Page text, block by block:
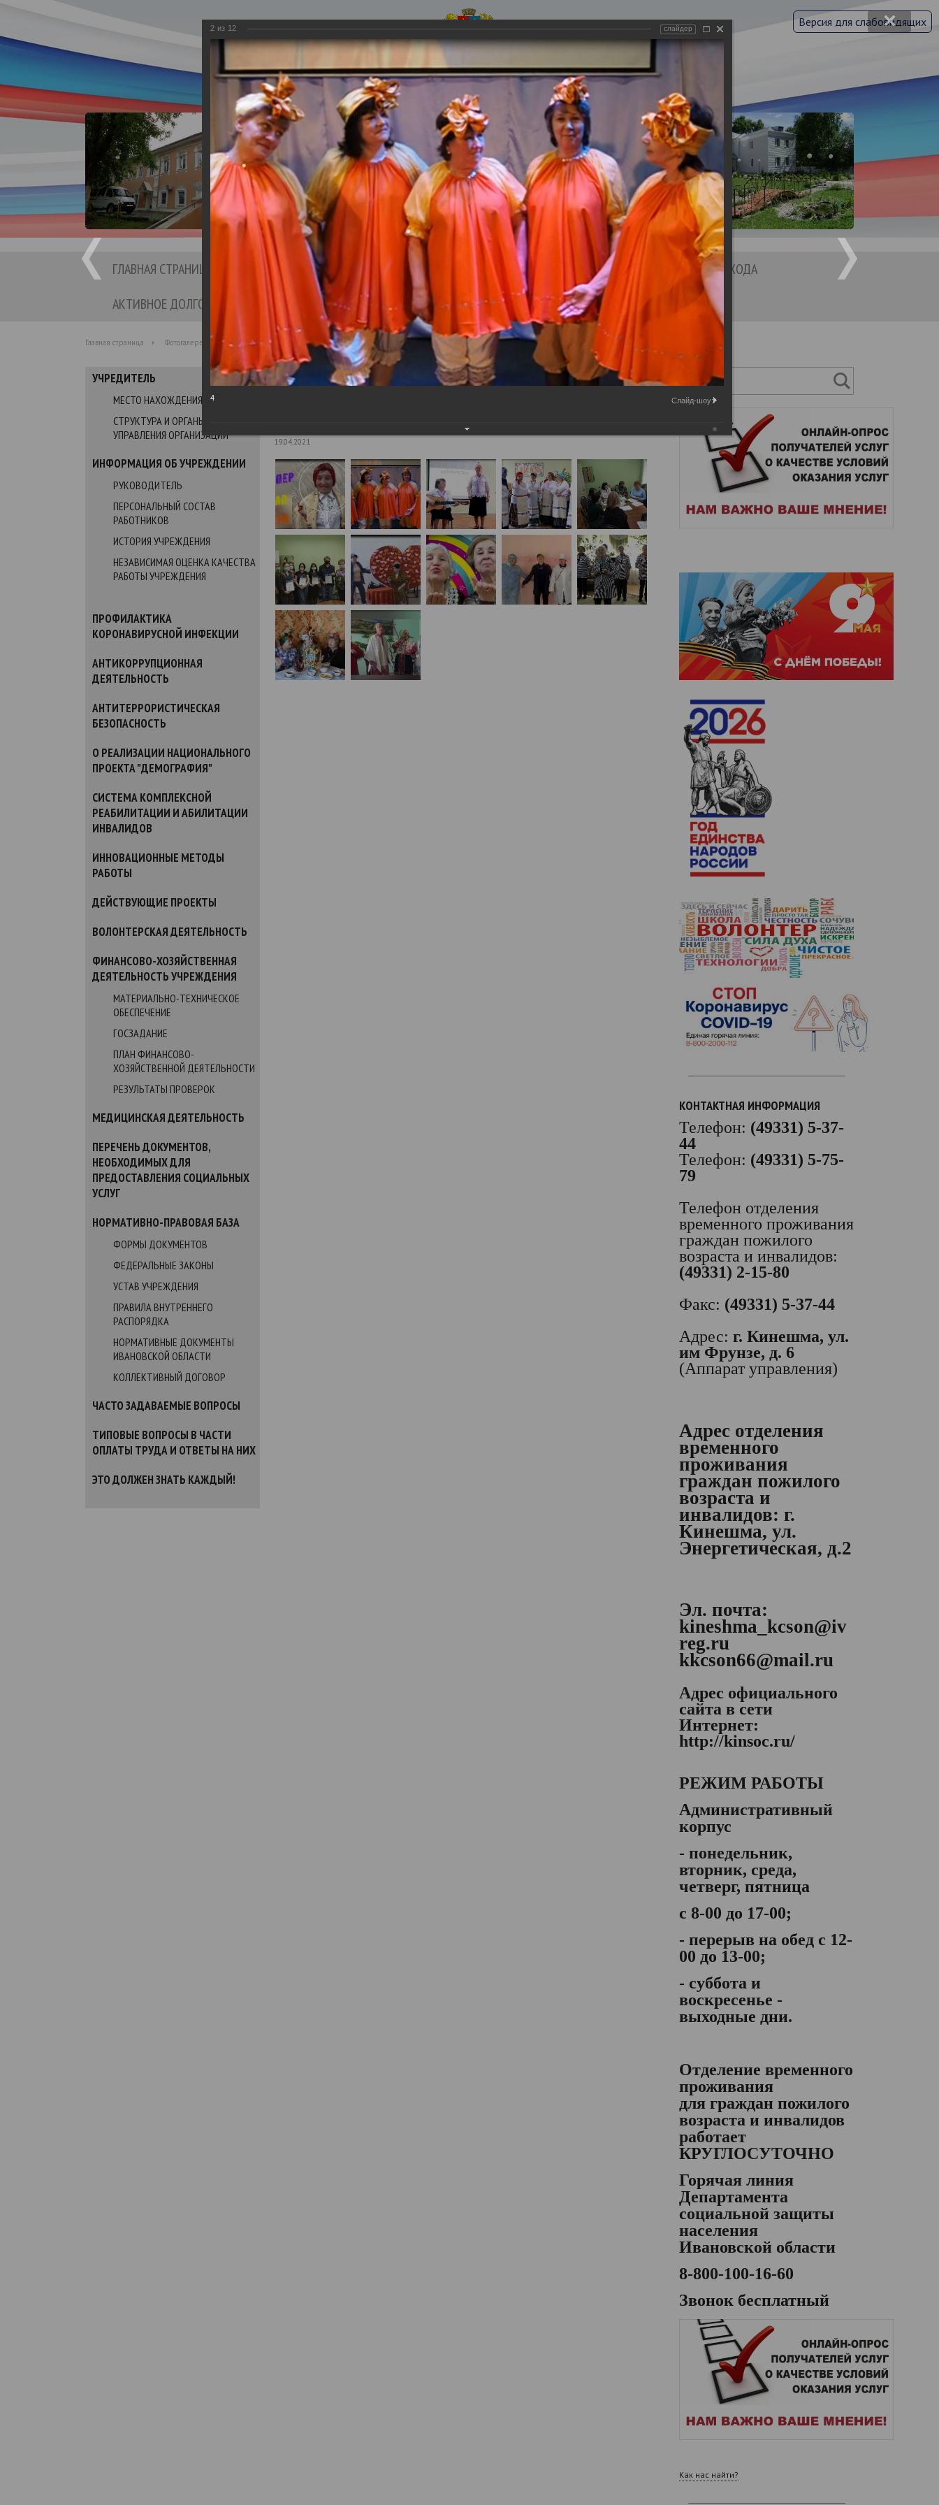
Версия для слабовидящих
Департамент социальной защиты населения Ивановской области
Бюджетное учреждение социального обслуживания Ивановской области
Кинешемский комплексный центр социального
обслуживания населения
ГЛАВНАЯ СТРАНИЦА СТРУКТУРА УЧРЕЖДЕНИЯ НОВОСТИ ФОТОГАЛЕРЕЯ
ШКОЛА УХОДА
АКТИВНОЕ ДОЛГОЛЕТИЕ
ОТЗЫВЫ И ПРЕДЛОЖЕНИЯ ДОСТУПНАЯ СРЕДА
Главная страница Фотогалерея Конкурс Веселых и Находчивых "Супер-стар"
УЧРЕДИТЕЛЬ
МЕСТО НАХОЖДЕНИЯ
СТРУКТУРА И ОРГАНЫ
УПРАВЛЕНИЯ ОРГАНИЗАЦИИ
ИНФОРМАЦИЯ ОБ УЧРЕЖДЕНИИ
РУКОВОДИТЕЛЬ
ПЕРСОНАЛЬНЫЙ СОСТАВ
РАБОТНИКОВ
ИСТОРИЯ УЧРЕЖДЕНИЯ
НЕЗАВИСИМАЯ ОЦЕНКА КАЧЕСТВА
РАБОТЫ УЧРЕЖДЕНИЯ
ПРОФИЛАКТИКА
КОРОНАВИРУСНОЙ ИНФЕКЦИИ
АНТИКОРРУПЦИОННАЯ
ДЕЯТЕЛЬНОСТЬ
АНТИТЕРРОРИСТИЧЕСКАЯ
БЕЗОПАСНОСТЬ
О РЕАЛИЗАЦИИ НАЦИОНАЛЬНОГО
ПРОЕКТА "ДЕМОГРАФИЯ"
СИСТЕМА КОМПЛЕКСНОЙ
РЕАБИЛИТАЦИИ И АБИЛИТАЦИИ
ИНВАЛИДОВ
ИННОВАЦИОННЫЕ МЕТОДЫ
РАБОТЫ
ДЕЙСТВУЮЩИЕ ПРОЕКТЫ
ВОЛОНТЕРСКАЯ ДЕЯТЕЛЬНОСТЬ
ФИНАНСОВО-ХОЗЯЙСТВЕННАЯ
ДЕЯТЕЛЬНОСТЬ УЧРЕЖДЕНИЯ
МАТЕРИАЛЬНО-ТЕХНИЧЕСКОЕ
ОБЕСПЕЧЕНИЕ
ГОСЗАДАНИЕ
ПЛАН ФИНАНСОВО-
ХОЗЯЙСТВЕННОЙ ДЕЯТЕЛЬНОСТИ
РЕЗУЛЬТАТЫ ПРОВЕРОК
МЕДИЦИНСКАЯ ДЕЯТЕЛЬНОСТЬ
ПЕРЕЧЕНЬ ДОКУМЕНТОВ,
НЕОБХОДИМЫХ ДЛЯ
ПРЕДОСТАВЛЕНИЯ СОЦИАЛЬНЫХ
УСЛУГ
НОРМАТИВНО-ПРАВОВАЯ БАЗА
ФОРМЫ ДОКУМЕНТОВ
ФЕДЕРАЛЬНЫЕ ЗАКОНЫ
УСТАВ УЧРЕЖДЕНИЯ
ПРАВИЛА ВНУТРЕННЕГО
РАСПОРЯДКА
НОРМАТИВНЫЕ ДОКУМЕНТЫ
ИВАНОВСКОЙ ОБЛАСТИ
КОЛЛЕКТИВНЫЙ ДОГОВОР
ЧАСТО ЗАДАВАЕМЫЕ ВОПРОСЫ
ТИПОВЫЕ ВОПРОСЫ В ЧАСТИ
ОПЛАТЫ ТРУДА И ОТВЕТЫ НА НИХ
ЭТО ДОЛЖЕН ЗНАТЬ КАЖДЫЙ!
Фотогалерея
Конкурс Веселых и Находчивых "Супер-стар"
19.04.2021
КОНТАКТНАЯ ИНФОРМАЦИЯ
Телефон: (49331) 5-37-
44
Телефон: (49331) 5-75-
79
Телефон отделения
временного проживания
граждан пожилого
возраста и инвалидов:
(49331) 2-15-80
Факс: (49331) 5-37-44
Адрес: г. Кинешма, ул.
им Фрунзе, д. 6
(Аппарат управления)
Адрес отделения
временного
проживания
граждан пожилого
возраста и
инвалидов: г.
Кинешма, ул.
Энергетическая, д.2
Эл. почта:
kineshma_kcson@iv
reg.ru
kkcson66@mail.ru
Адрес официального
сайта в сети
Интернет:
http://kinsoc.ru/
РЕЖИМ РАБОТЫ
Административный
корпус
- понедельник,
вторник, среда,
четверг, пятница
с 8-00 до 17-00;
- перерыв на обед с 12-
00 до 13-00;
- суббота и
воскресенье -
выходные дни.
Отделение временного
проживания
для граждан пожилого
возраста и инвалидов
работает
КРУГЛОСУТОЧНО
Горячая линия
Департамента
социальной защиты
населения
Ивановской области
8-800-100-16-60
Звонок бесплатный
Как нас найти?
2 из 12 слайдер
4 Слайд-шоу: